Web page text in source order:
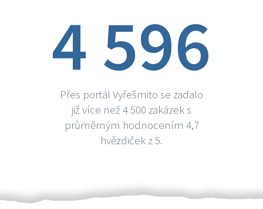
4 596
Přes portál Vyřešmito se zadalo
již více než 4 500 zakázek s
průměrným hodnocením 4,7
hvězdiček z 5.